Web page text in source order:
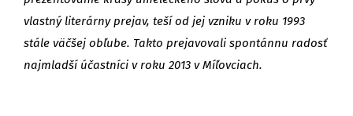
vlastný literárny prejav, teší od jej vzniku v roku 1993
stále väčšej obľube. Takto prejavovali spontánnu radosť
najmladší účastníci v roku 2013 v Míľovciach.